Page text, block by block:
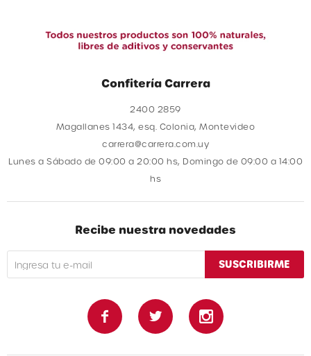
Confitería Carrera
2400 2859
Magallanes 1434, esq. Colonia, Montevideo
carrera@carrera.com.uy
Lunes a Sábado de 09:00 a 20:00 hs, Domingo de 09:00 a 14:00
hs
Recibe nuestra novedades
SUSCRIBIRME
  